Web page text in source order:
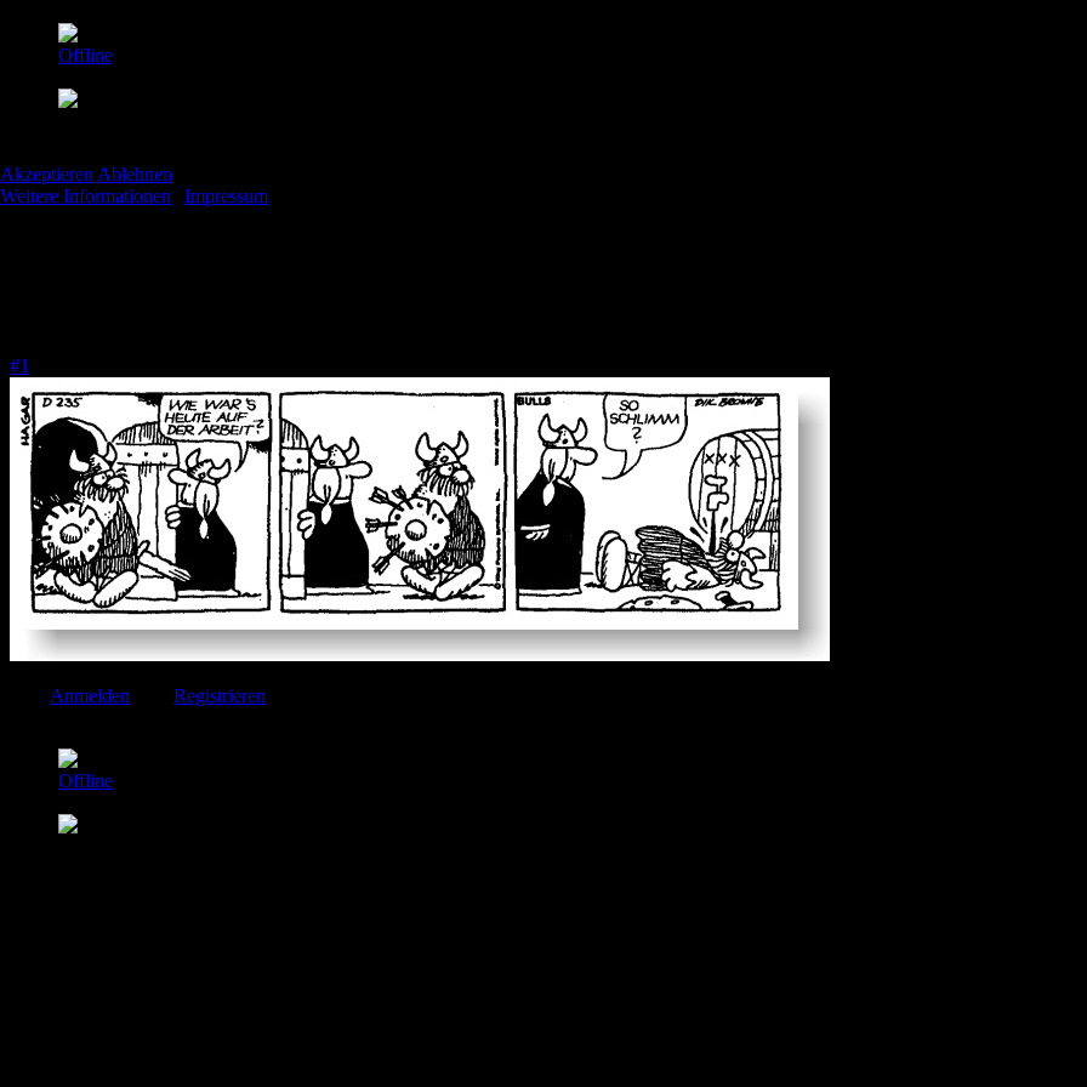
Offline
#1
Anmelden Registrieren
Offline
Wir benutzen Cookies
Wir nutzen Cookies auf unserer Website. Einige von ihnen sind essenziell für den Betrieb der Seite, während andere uns helfen, diese
Akzeptieren Ablehnen
Weitere Informationen
Impressum